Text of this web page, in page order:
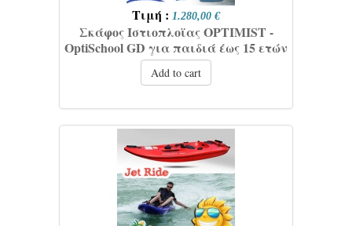
Τιμή : 1.280,00 €
Σκάφος Ιστιοπλοϊας OPTIMIST -
OptiSchool GD για παιδιά έως 15 ετών
Add to cart